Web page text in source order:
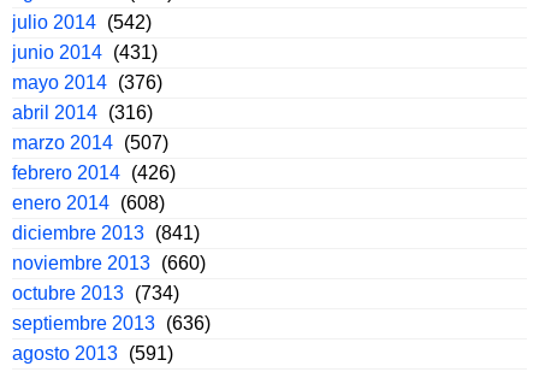
julio 2014 (542)
junio 2014 (431)
mayo 2014 (376)
abril 2014 (316)
marzo 2014 (507)
febrero 2014 (426)
enero 2014 (608)
diciembre 2013 (841)
noviembre 2013 (660)
octubre 2013 (734)
septiembre 2013 (636)
agosto 2013 (591)